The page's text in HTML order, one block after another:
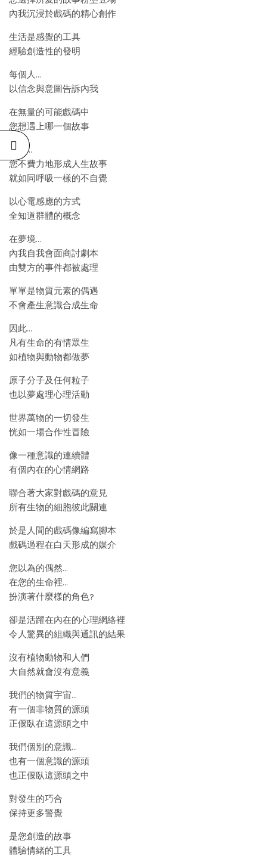
內我沉浸於戲碼的精心創作
生活是感覺的工具
經驗創造性的發明
每個人…
以信念與意圖告訴內我
在無量的可能戲碼中
您想遇上哪一個故事
因此…
您不費力地形成人生故事
就如同呼吸一樣的不自覺
以心電感應的方式
全知道群體的概念
在夢境…
內我自我會面商討劇本
由雙方的事件都被處理
單單是物質元素的偶遇
不會產生意識合成生命
因此…
凡有生命的有情眾生
如植物與動物都做夢
原子分子及任何粒子
也以夢處理心理活動
世界萬物的一切發生
恍如一場合作性冒險
像一種意識的連續體
有個內在的心情網路
聯合著大家對戲碼的意見
所有生物的細胞彼此關連
於是人間的戲碼像編寫腳本
戲碼過程在白天形成的媒介
您以為的偶然…
在您的生命裡…
扮演著什麼樣的角色?
卻是活躍在內在的心理網絡裡
令人驚異的組織與通訊的結果
沒有植物動物和人們
大自然就會沒有意義
我們的物質宇宙…
有一個非物質的源頭
正偃臥在這源頭之中
我們個別的意識…
也有一個意識的源頭
也正偃臥這源頭之中
對發生的巧合
保持更多警覺
是您創造的故事
體驗情緒的工具